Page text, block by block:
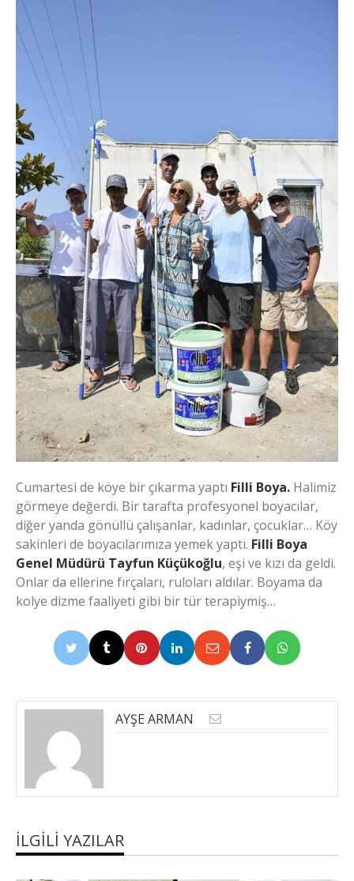
Cumartesi de köye bir çıkarma yaptı Filli Boya. Halimiz
görmeye değerdi. Bir tarafta profesyonel boyacılar,
diğer yanda gönüllü çalışanlar, kadınlar, çocuklar… Köy
sakinleri de boyacılarımıza yemek yaptı. Filli Boya
Genel Müdürü Tayfun Küçükoğlu, eşi ve kızı da geldi.
Onlar da ellerine fırçaları, ruloları aldılar. Boyama da
kolye dizme faaliyeti gibi bir tür terapiymiş…
AYŞE ARMAN
İLGILI YAZILAR